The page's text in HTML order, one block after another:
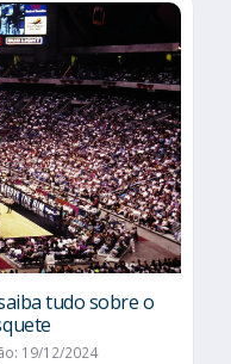
tudo sobre o
19/12/2024